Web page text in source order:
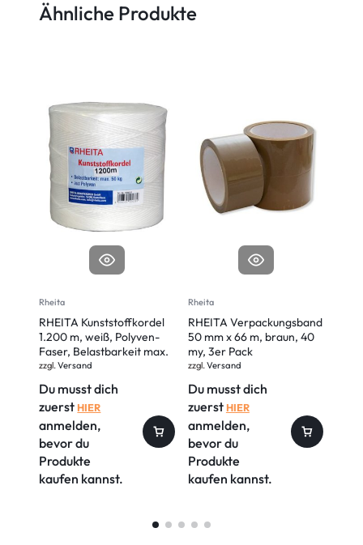
Ähnliche Produkte
Rheita
RHEITA Kunststoffkordel
1.200 m, weiß, Polyven-
Faser, Belastbarkeit max.
30 kg
zzgl.Versand
Du musst dich
zuerstHIER
anmelden,
bevor du
Produkte
kaufen kannst.
Rheita
RHEITA Verpackungsband
50 mm x 66 m, braun, 40
my, 3er Pack
zzgl.Versand
Du musst dich
zuerstHIER
anmelden,
bevor du
Produkte
kaufen kannst.